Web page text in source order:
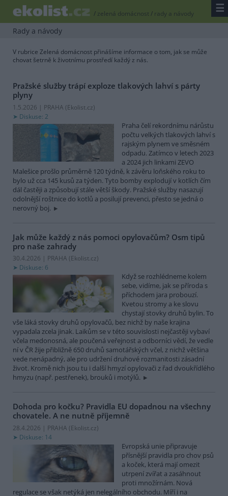
/ zelená domácnost/ rady a návody ☰
Rady a návody
V rubrice Zelená domácnost přinášíme informace o tom, jak se může
chovat šetrně k životnímu prostředí každý z nás.
Pražské služby trápí exploze tlakových lahví s párty
plyny
1.5.2026 | PRAHA (Ekolist.cz)
Diskuse: 2
Praha čelí rekordnímu nárůstu
počtu velkých tlakových lahví s
rajským plynem ve směsném
odpadu. Zatímco v letech 2023
a 2024 jich linkami ZEVO
Malešice prošlo průměrně 120 týdně, k závěru loňského roku to
bylo už cca 145 kusů za týden. Tyto bomby explodují v kotlích čím
dál častěji a způsobují stále větší škody. Pražské služby nasazují
odolnější roštnice do kotlů a posilují prevenci, přesto se jedná o
nerovný boj.
Jak může každý z nás pomoci opylovačům? Osm tipů
pro naše zahrady
30.4.2026 | PRAHA (Ekolist.cz)
Diskuse: 6
Když se rozhlédneme kolem
sebe, vidíme, jak se příroda s
příchodem jara probouzí.
Kvetou stromy a ke slovu
chystají stovky druhů bylin. To
vše láká stovky druhů opylovačů, bez nichž by naše krajina
vypadala zcela jinak. Laikům se v této souvislosti nejčastěji vybaví
včela medonosná, ale poučená veřejnost a odborníci vědí, že vedle
ní v ČR žije přibližně 650 druhů samotářských včel, z nichž většina
vede nenápadný, ale pro udržení druhové rozmanitosti zásadní
život. Kromě nich jsou tu i další hmyzí opylovači z řad dvoukřídlého
hmyzu (např. pestřenek), brouků i motýlů.
Dohoda pro kočku? Pravidla EU dopadnou na všechny
chovatele. A ne nutně příjemně
28.4.2026 | PRAHA (Ekolist.cz)
Diskuse: 14
Evropská unie připravuje
přísnější pravidla pro chov psů
a koček, která mají omezit
utrpení zvířat a zasáhnout
proti množírnám. Nová
regulace se však netýká jen nelegálního obchodu. Míří i na